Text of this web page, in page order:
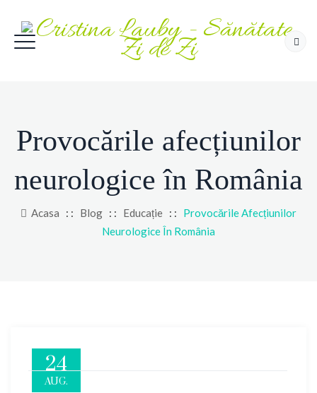
Provocările afecțiunilor
neurologice în România
Acasa : : Blog : : Educație : : Provocările Afecțiunilor
Neurologice În România
24
AUG.